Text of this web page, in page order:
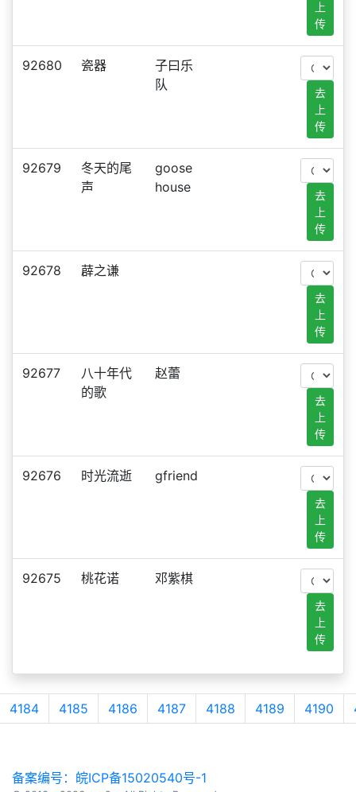
上
传
92680 瓷器
子曰乐
队
去
上
传
92679
冬天的尾
声
goose
house
去
上
传
92678 薜之谦
去
上
传
92677
八十年代
的歌
赵蕾
去
上
传
92676 时光流逝 gfriend
去
上
传
92675 桃花诺 邓紫棋
去
上
传
4184 4185 4186 4187 4188 4189 4190
备案编号：皖ICP备15020540号-1